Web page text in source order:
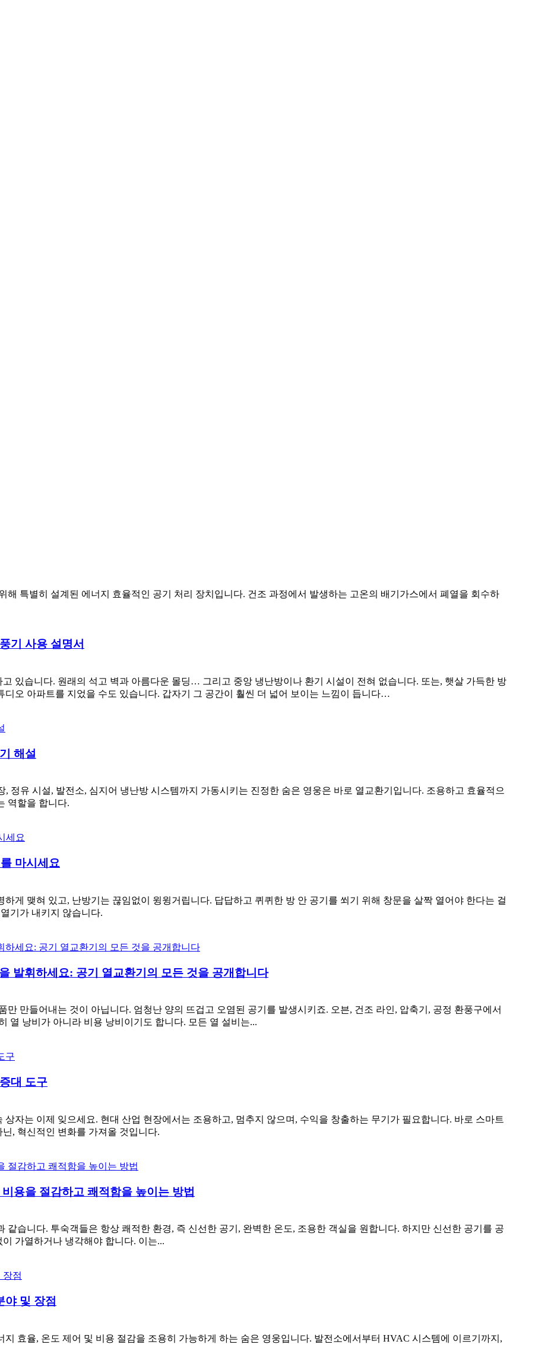
해 특별히 설계된 에너지 효율적인 공기 처리 장치입니다. 건조 과정에서 발생하는 고온의 배기가스에서 폐열을 회수하
기 사용 설명서
있습니다. 원래의 석고 벽과 아름다운 몰딩… 그리고 중앙 냉난방이나 환기 시설이 전혀 없습니다. 또는, 햇살 가득한 방
디오 아파트를 지었을 수도 있습니다. 갑자기 그 공간이 훨씬 더 넓어 보이는 느낌이 듭니다…
해설
정유 시설, 발전소, 심지어 냉난방 시스템까지 가동시키는 진정한 숨은 영웅은 바로 열교환기입니다. 조용하고 효율적으
역할을 합니다.
마시세요
게 맺혀 있고, 난방기는 끊임없이 윙윙거립니다. 답답하고 퀴퀴한 방 안 공기를 쐬기 위해 창문을 살짝 열어야 한다는 걸
기가 내키지 않습니다.
발휘하세요: 공기 열교환기의 모든 것을 공개합니다
만 만들어내는 것이 아닙니다. 엄청난 양의 뜨겁고 오염된 공기를 발생시키죠. 오븐, 건조 라인, 압축기, 공정 환풍구에서
열 낭비가 아니라 비용 낭비이기도 합니다. 모든 열 설비는...
대 도구
자는 이제 잊으세요. 현대 산업 현장에서는 조용하고, 멈추지 않으며, 수익을 창출하는 무기가 필요합니다. 바로 스마트
, 혁신적인 변화를 가져올 것입니다.
용을 절감하고 쾌적함을 높이는 방법
같습니다. 투숙객들은 항상 쾌적한 환경, 즉 신선한 공기, 완벽한 온도, 조용한 객실을 원합니다. 하지만 신선한 공기를 공
가열하거나 냉각해야 합니다. 이는...
야 및 장점
효율, 온도 제어 및 비용 절감을 조용히 가능하게 하는 숨은 영웅입니다. 발전소에서부터 HVAC 시스템에 이르기까지,